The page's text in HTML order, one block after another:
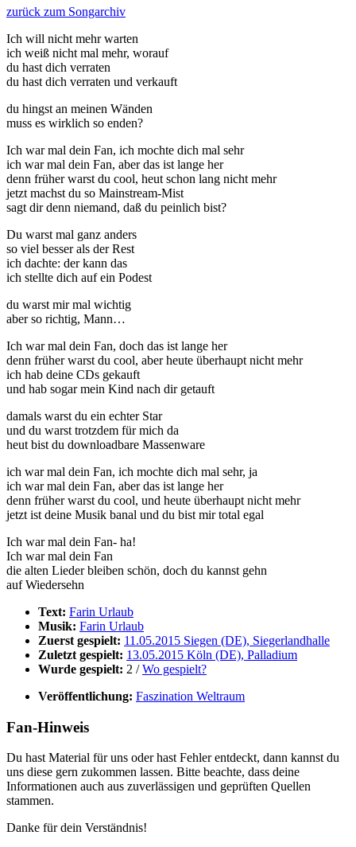
zurück zum Songarchiv
Ich will nicht mehr warten
ich weiß nicht mal mehr, worauf
du hast dich verraten
du hast dich verraten und verkauft
du hingst an meinen Wänden
muss es wirklich so enden?
Ich war mal dein Fan, ich mochte dich mal sehr
ich war mal dein Fan, aber das ist lange her
denn früher warst du cool, heut schon lang nicht mehr
jetzt machst du so Mainstream-Mist
sagt dir denn niemand, daß du peinlich bist?
Du warst mal ganz anders
so viel besser als der Rest
ich dachte: der kann das
ich stellte dich auf ein Podest
du warst mir mal wichtig
aber so richtig, Mann…
Ich war mal dein Fan, doch das ist lange her
denn früher warst du cool, aber heute überhaupt nicht mehr
ich hab deine CDs gekauft
und hab sogar mein Kind nach dir getauft
damals warst du ein echter Star
und du warst trotzdem für mich da
heut bist du downloadbare Massenware
ich war mal dein Fan, ich mochte dich mal sehr, ja
ich war mal dein Fan, aber das ist lange her
denn früher warst du cool, und heute überhaupt nicht mehr
jetzt ist deine Musik banal und du bist mir total egal
Ich war mal dein Fan- ha!
Ich war mal dein Fan
die alten Lieder bleiben schön, doch du kannst gehn
auf Wiedersehn
Text: Farin Urlaub
Musik: Farin Urlaub
Zuerst gespielt: 11.05.2015 Siegen (DE), Siegerlandhalle
Zuletzt gespielt: 13.05.2015 Köln (DE), Palladium
Wurde gespielt: 2 /Wo gespielt?
Veröffentlichung: Faszination Weltraum
Fan-Hinweis
Du hast Material für uns oder hast Fehler entdeckt, dann kannst du
uns diese gern zukommen lassen. Bitte beachte, dass deine
Informationen auch aus zuverlässigen und geprüften Quellen
stammen.
Danke für dein Verständnis!